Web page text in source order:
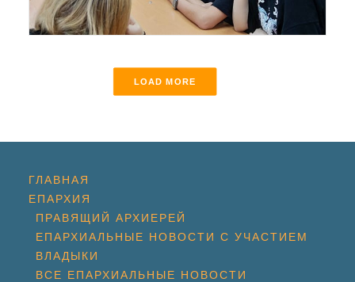
LOAD MORE
ГЛАВНАЯ
ЕПАРХИЯ
ПРАВЯЩИЙ АРХИЕРЕЙ
ЕПАРХИАЛЬНЫЕ НОВОСТИ С УЧАСТИЕМ
ВЛАДЫКИ
ВСЕ ЕПАРХИАЛЬНЫЕ НОВОСТИ